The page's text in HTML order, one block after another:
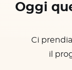
Oggi
Ci
il